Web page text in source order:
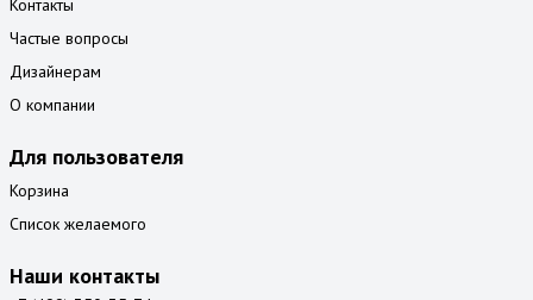
Контакты
Частые вопросы
Дизайнерам
О компании
Для пользователя
Корзина
Список желаемого
Наши контакты